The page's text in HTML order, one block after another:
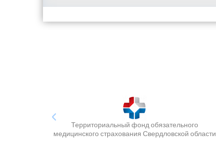
Территориальный фонд обязательного
медицинского страхования Свердловской области